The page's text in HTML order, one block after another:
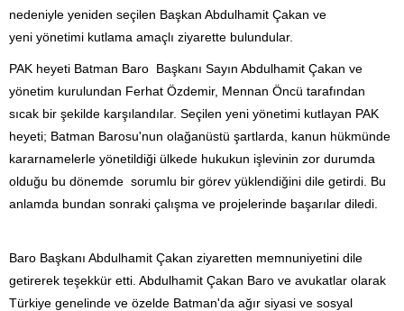
nedeniyle yeniden seçilen Başkan Abdulhamit Çakan ve
yeni yönetimi kutlama amaçlı ziyarette bulundular.
PAK heyeti Batman Baro Başkanı Sayın Abdulhamit Çakan ve
yönetim kurulundan Ferhat Özdemir, Mennan Öncü tarafından
sıcak bir şekilde karşılandılar. Seçilen yeni yönetimi kutlayan PAK
heyeti; Batman Barosu'nun olağanüstü şartlarda, kanun hükmünde
kararnamelerle yönetildiği ülkede hukukun işlevinin zor durumda
olduğu bu dönemde sorumlu bir görev yüklendiğini dile getirdi. Bu
anlamda bundan sonraki çalışma ve projelerinde başarılar diledi.
Baro Başkanı Abdulhamit Çakan ziyaretten memnuniyetini dile
getirerek teşekkür etti. Abdulhamit Çakan Baro ve avukatlar olarak
Türkiye genelinde ve özelde Batman'da ağır siyasi ve sosyal